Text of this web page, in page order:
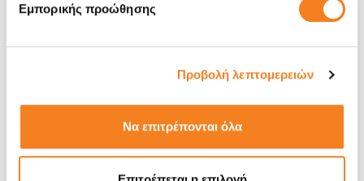
Εμπορικής προώθησης
Προβολή λεπτομερειών
Να επιτρέπονται όλα